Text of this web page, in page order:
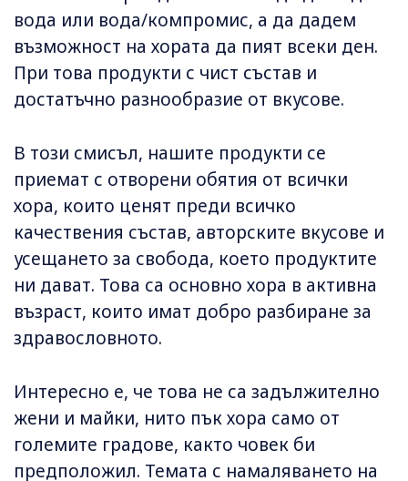
вода или вода/компромис, а да дадем
възможност на хората да пият всеки ден.
При това продукти с чист състав и
достатъчно разнообразие от вкусове.
В този смисъл, нашите продукти се
приемат с отворени обятия от всички
хора, които ценят преди всичко
качествения състав, авторските вкусове и
усещането за свобода, което продуктите
ни дават. Това са основно хора в активна
възраст, които имат добро разбиране за
здравословното.
Интересно е, че това не са задължително
жени и майки, нито пък хора само от
големите градове, както човек би
предположил. Темата с намаляването на